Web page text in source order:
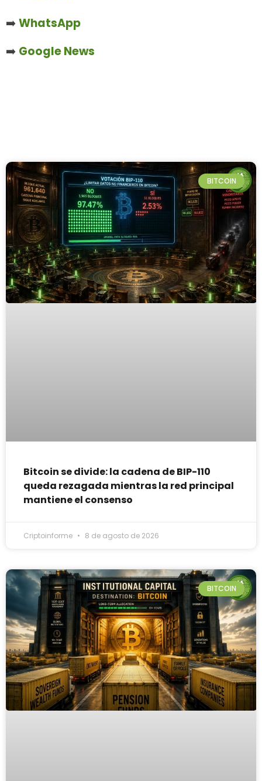
➡️WhatsApp
➡️ Google News
BITCOIN
Bitcoin se divide: la cadena de BIP-110
queda rezagada mientras la red principal
mantiene el consenso
Criptoinforme 8 de agosto de 2026
BITCOIN